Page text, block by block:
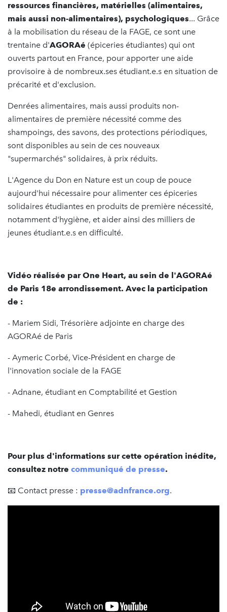
ressources financières, matérielles (alimentaires,
mais aussi non-alimentaires), psychologiques... Grâce
à la mobilisation du réseau de la FAGE, ce sont une
trentaine d'AGORAé (épiceries étudiantes) qui ont
ouverts partout en France, pour apporter une aide
provisoire à de nombreux.ses étudiant.e.s en situation de
précarité et d'exclusion.
Denrées alimentaires, mais aussi produits non-
alimentaires de première nécessité comme des
shampoings, des savons, des protections périodiques,
sont disponibles au sein de ces nouveaux
"supermarchés" solidaires, à prix réduits.
L'Agence du Don en Nature est un coup de pouce
aujourd'hui nécessaire pour alimenter ces épiceries
solidaires étudiantes en produits de première nécessité,
notamment d'hygiène, et aider ainsi des milliers de
jeunes étudiant.e.s en difficulté.
Vidéo réalisée par One Heart, au sein de l'AGORAé
de Paris 18e arrondissement. Avec la participation
de :
- Mariem Sidi, Trésorière adjointe en charge des
AGORAé de Paris
- Aymeric Corbé, Vice-Président en charge de
l'innovation sociale de la FAGE
- Adnane, étudiant en Comptabilité et Gestion
- Mahedi, étudiant en Genres
Pour plus d'informations sur cette opération inédite,
consultez notre communiqué de presse.
📧 Contact presse : presse@adnfrance.org.